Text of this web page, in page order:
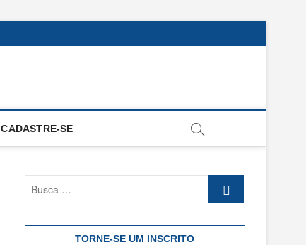
CADASTRE-SE
TORNE-SE UM INSCRITO